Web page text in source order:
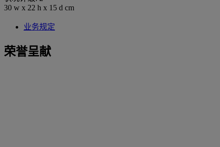
30 w x 22 h x 15 d cm
业务规定
荣誉呈献